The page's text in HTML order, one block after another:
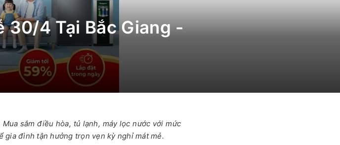
30/4 Tại Bắc Giang -
sắm điều hòa, tủ lạnh, máy lọc nước với mức
gia đình tận hưởng trọn vẹn kỳ nghỉ mát mẻ.